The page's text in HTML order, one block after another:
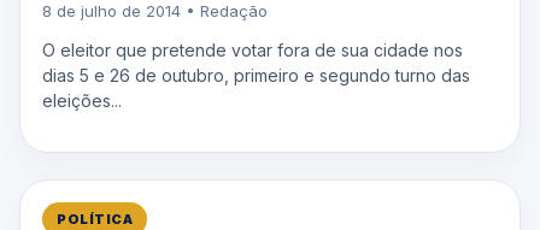
8 de julho de 2014 • Redação
O eleitor que pretende votar fora de sua cidade nos
dias 5 e 26 de outubro, primeiro e segundo turno das
eleições...
POLÍTICA